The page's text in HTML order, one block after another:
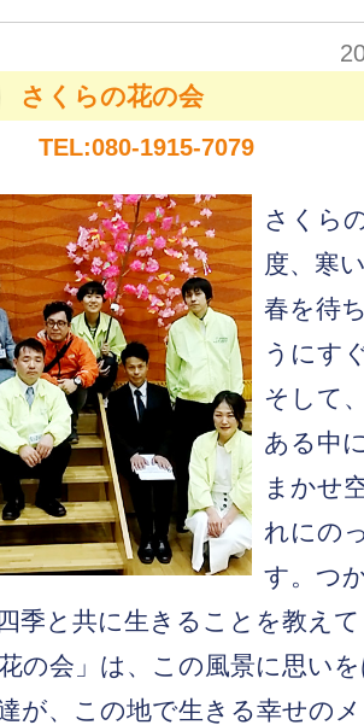
さくらの花の会
TEL:080-1915-7079
さくら
度、寒
春を待
うにす
そして
ある中
まかせ
れにの
す。つ
季と共に生きることを教え
花の会」は、この風景に思い
が、この地で生きる幸せの